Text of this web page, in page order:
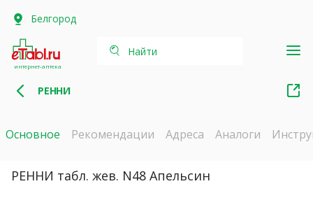
Белгород
интернет-аптека
Найти
РЕННИ
Основное Рекомендации Адреса Аналоги
РЕННИ табл. жев. N48 Апельсин